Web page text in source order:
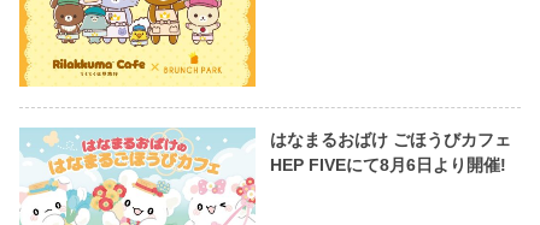
はなまるおばけ ごほうびカフェ
HEP FIVEにて8月6日より開催!